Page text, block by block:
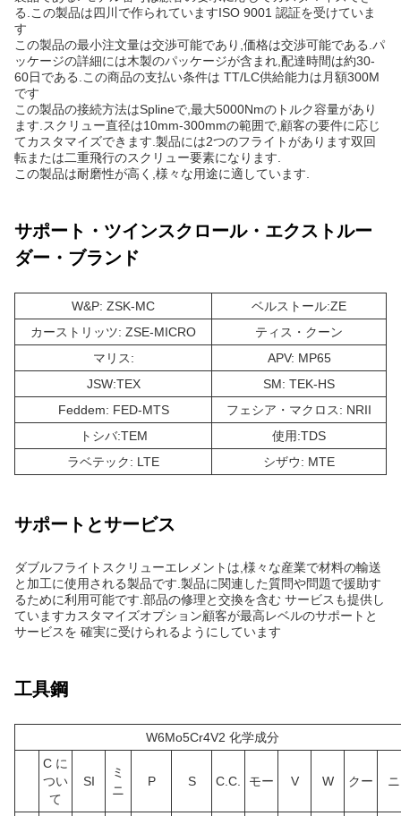
る.この製品は四川で作られていますISO 9001 認証を受けていま
す
この製品の最小注文量は交渉可能であり,価格は交渉可能である.パ
ッケージの詳細には木製のパッケージが含まれ,配達時間は約30-
60日である.この商品の支払い条件は TT/LC供給能力は月額300M
です
この製品の接続方法はSplineで,最大5000Nmのトルク容量があり
ます.スクリュー直径は10mm-300mmの範囲で,顧客の要件に応じ
てカスタマイズできます.製品には2つのフライトがあります双回
転または二重飛行のスクリュー要素になります.
この製品は耐磨性が高く,様々な用途に適しています.
サポート・ツインスクロール・エクストルー
ダー・ブランド
W&P: ZSK-MC
ベルストール:ZE
カーストリッツ: ZSE-MICRO
ティス・クーン
マリス:
APV: MP65
JSW:TEX
SM: TEK-HS
Feddem: FED-MTS
フェシア・マクロス: NRII
トシバ:TEM
使用:TDS
ラベテック: LTE
シザウ: MTE
サポートとサービス
ダブルフライトスクリューエレメントは,様々な産業で材料の輸送
と加工に使用される製品です.製品に関連した質問や問題で援助す
るために利用可能です.部品の修理と交換を含む サービスも提供し
ていますカスタマイズオプション顧客が最高レベルのサポートと
サービスを 確実に受けられるようにしています
工具鋼
W6Mo5Cr4V2 化学成分
C に
つい
て
SI
ミ
ニ
P S C.C. モー V W クー ニ